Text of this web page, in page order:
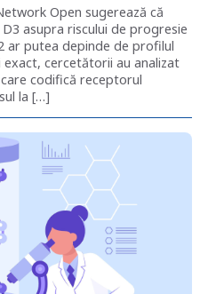
Open sugerează că
asupra riscului de progresie
ar putea depinde de profilul
cercetătorii au analizat
codifică receptorul
la […]